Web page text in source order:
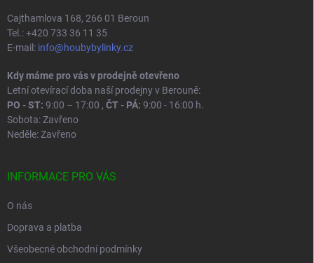
Cajthamlova 168, 266 01 Beroun
Tel.: +420 733 36 11 35
E-mail: info@houbybylinky.cz
Kdy máme pro vás v prodejně otevřeno
Letní otevírací doba naší prodejny v Berouně:
PO - ST: 9:00 – 17:00 , ČT - PÁ: 9:00 - 16:00 h.
Sobota: Zavřeno
Neděle: Zavřeno
INFORMACE PRO VÁS
O nás
Doprava a platba
Všeobecné obchodní podmínky